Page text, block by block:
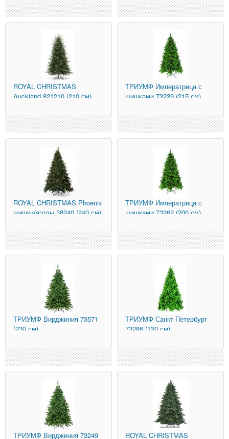
ROYAL CHRISTMAS
Auckland 821210 (210 см)
ТРИУМФ Императрица с
шишками 73239 (215 см)
ROYAL CHRISTMAS Phoenix
шишки/ягоды 38240 (240 см)
ТРИУМФ Императрица с
шишками 73262 (200 см)
ТРИУМФ Вирджиния 73571
(230 см)
ТРИУМФ Санкт-Петербург
73286 (120 см)
ТРИУМФ Вирджиния 73249
ROYAL CHRISTMAS